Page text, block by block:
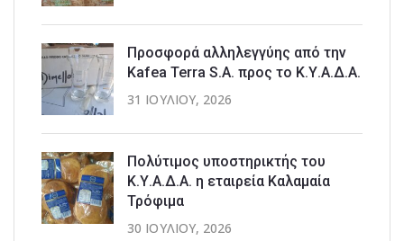
Προσφορά αλληλεγγύης από την
Kafea Terra S.A. προς το Κ.Υ.Α.Δ.Α.
31 ΙΟΥΛΊΟΥ, 2026
Πολύτιμος υποστηρικτής του
Κ.Υ.Α.Δ.Α. η εταιρεία Καλαμαία
Τρόφιμα
30 ΙΟΥΛΊΟΥ, 2026